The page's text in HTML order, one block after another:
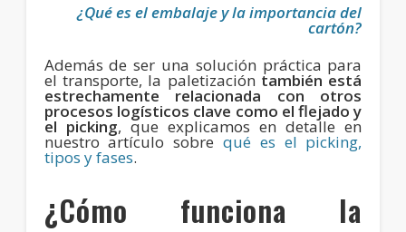
¿Qué es el embalaje y la importancia del
cartón?
Además de ser una solución práctica para
el transporte, la paletización también está
estrechamente relacionada con otros
procesos logísticos clave como el flejado y
el picking, que explicamos en detalle en
nuestro artículo sobre qué es el picking,
tipos y fases.
¿Cómo funciona la